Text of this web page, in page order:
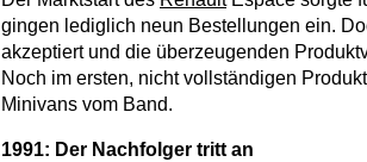
gingen lediglich neun Bestellungen ein.
akzeptiert und die überzeugenden
Noch im ersten, nicht vollständigen
Minivans vom Band.
1991: Der Nachfolger tritt an